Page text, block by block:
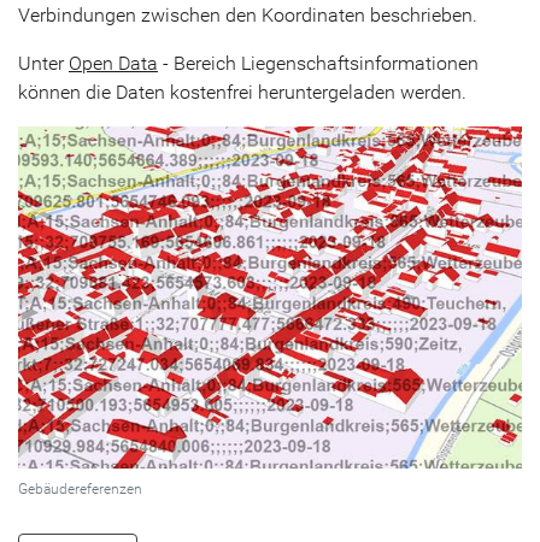
Verbindungen zwischen den Koordinaten beschrieben.
Unter Open Data - Bereich Liegenschaftsinformationen
können die Daten kostenfrei heruntergeladen werden.
Gebäudereferenzen